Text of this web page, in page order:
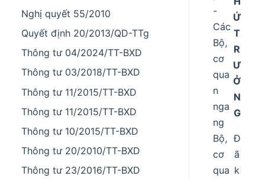
Nghị quyết 55/2010
Quyết định 20/2013/QD-TTg
Thông tư 04/2024/TT-BXD
Thông tư 03/2018/TT-BXD
Thông tư 11/2015/TT-BXD
Thông tư 11/2015/TT-BXD
Thông tư 10/2015/TT-BXD
Thông tư 20/2010/TT-BXD
Thông tư 23/2016/TT-BXD
-
Các
Bộ,
cơ
qua
n
nga
ng
Bộ,
cơ
qua
Ứ
T
R
Ư
Ở
N
G
Đ
ã
k